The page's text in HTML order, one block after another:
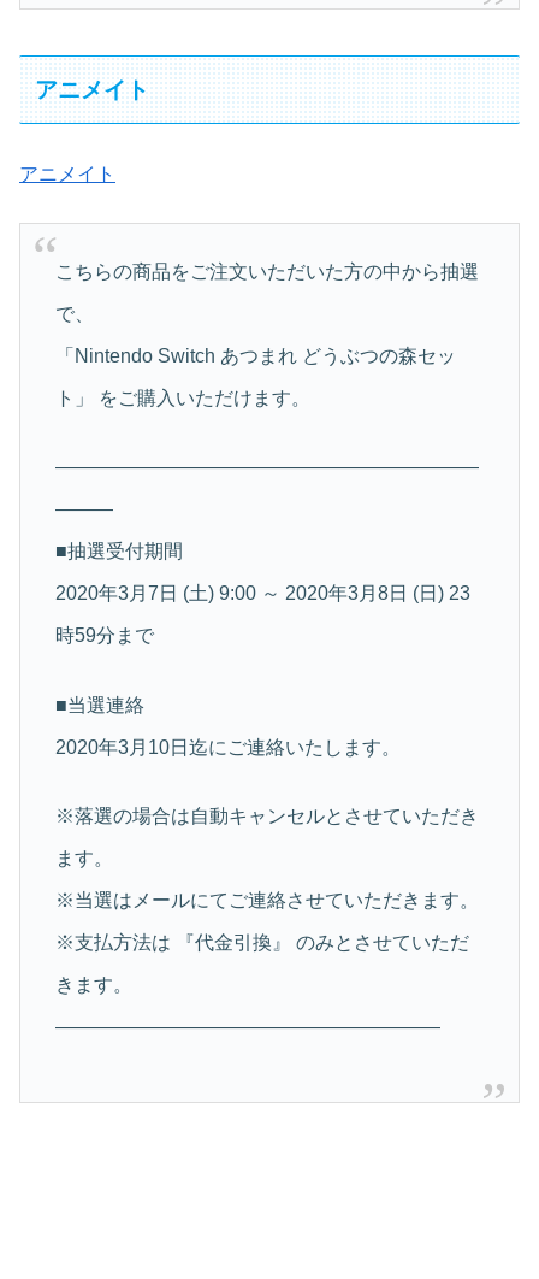
アニメイト
アニメイト
こちらの商品をご注文いただいた方の中から抽選
で、
「Nintendo Switch あつまれ どうぶつの森セッ
ト」 をご購入いただけます。
——————————————————————
———
■抽選受付期間
2020年3月7日 (土) 9:00 ～ 2020年3月8日 (日) 23
時59分まで
■当選連絡
2020年3月10日迄にご連絡いたします。
※落選の場合は自動キャンセルとさせていただき
ます。
※当選はメールにてご連絡させていただきます。
※支払方法は 『代金引換』 のみとさせていただ
きます。
————————————————————